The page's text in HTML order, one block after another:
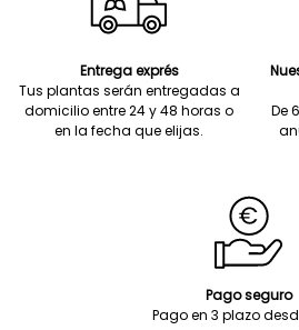
Entrega exprés
Tus plantas serán entregadas a
domicilio entre 24 y 48 horas o
en la fecha que elijas.
De
Pago seguro
Pago en 3 plazo